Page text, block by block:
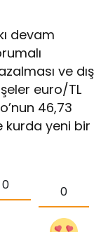
devam
ve dış
euro/TL
46,73
kurda yeni bir
0 0